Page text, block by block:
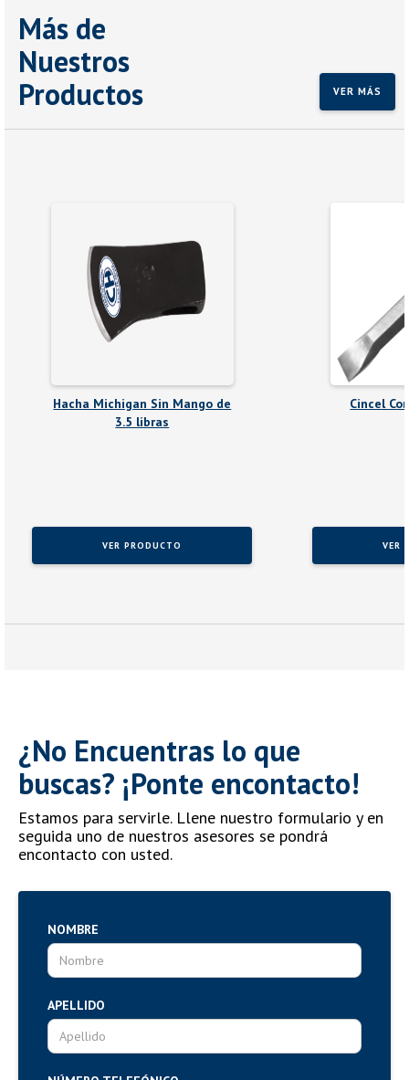
Más de
Nuestros
Productos
VER MÁS
Hacha Michigan Sin Mango de
3.5 libras
VER PRODUCTO
Cincel
VER
¿No Encuentras lo que
buscas? ¡Ponte encontacto!
Estamos para servirle. Llene nuestro formulario y en
seguida uno de nuestros asesores se pondrá
encontacto con usted.
NOMBRE
APELLIDO